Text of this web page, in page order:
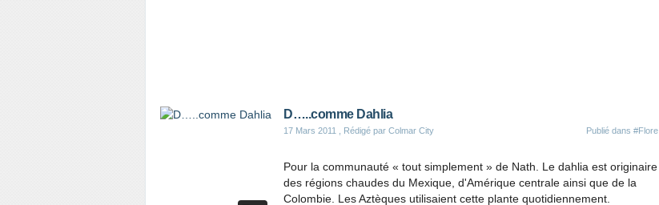
D…..comme Dahlia
17 Mars 2011 , Rédigé par Colmar City Publié dans #Flore
Pour la communauté « tout simplement » de Nath. Le dahlia est originaire
des régions chaudes du Mexique, d'Amérique centrale ainsi que de la
Colombie. Les Aztèques utilisaient cette plante quotidiennement.